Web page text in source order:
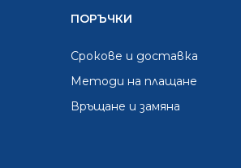
ПОРЪЧКИ
Срокове и доставка
Методи на плащане
Връщане и замяна